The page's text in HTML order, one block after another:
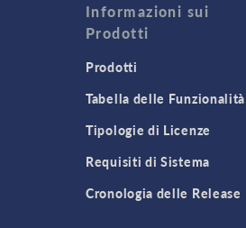
Informazioni sui
Prodotti
Prodotti
Tabella delle Funzionalità
Tipologie di Licenze
Requisiti di Sistema
Cronologia delle Release